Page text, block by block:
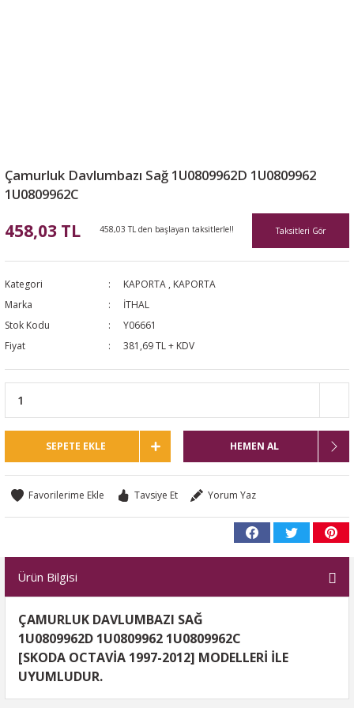
Çamurluk Davlumbazı Sağ 1U0809962D 1U0809962
1U0809962C
458,03 TL 458,03 TL den başlayan taksitlerle!! Taksitleri Gör
Kategori KAPORTA , KAPORTA
Marka
İTHAL
Stok Kodu
Y06661
Fiyat
381,69 TL + KDV
SEPETE EKLE HEMEN AL
Tavsiye Et Yorum Yaz
Ürün Bilgisi
ÇAMURLUK DAVLUMBAZI SAĞ
1U0809962D 1U0809962 1U0809962C
[SKODA OCTAVİA 1997-2012] MODELLERİ İLE
UYUMLUDUR.